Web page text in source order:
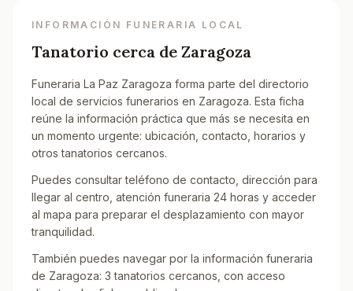
INFORMACIÓN FUNERARIA LOCAL
Tanatorio cerca de Zaragoza
Funeraria La Paz Zaragoza forma parte del directorio
local de servicios funerarios en Zaragoza. Esta ficha
reúne la información práctica que más se necesita en
un momento urgente: ubicación, contacto, horarios y
otros tanatorios cercanos.
Puedes consultar teléfono de contacto, dirección para
llegar al centro, atención funeraria 24 horas y acceder
al mapa para preparar el desplazamiento con mayor
tranquilidad.
También puedes navegar por la información funeraria
de Zaragoza: 3 tanatorios cercanos, con acceso